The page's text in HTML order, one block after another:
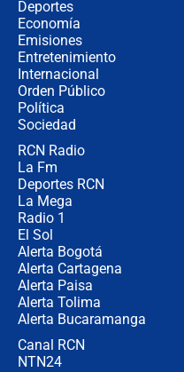
Deportes
Economía
Emisiones
Entretenimiento
Internacional
Orden Público
Política
Sociedad
RCN Radio
La Fm
Deportes RCN
La Mega
Radio 1
El Sol
Alerta Bogotá
Alerta Cartagena
Alerta Paisa
Alerta Tolima
Alerta Bucaramanga
Canal RCN
NTN24